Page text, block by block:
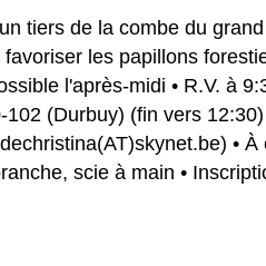
tiers de la combe du
les papillons
l'après-midi • R.V. à
(Durbuy) (fin vers
•
scie à main •